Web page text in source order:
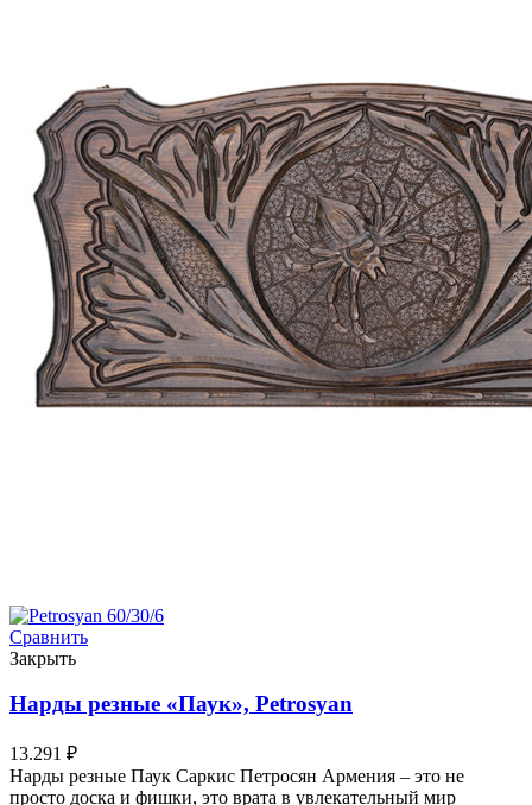
Сравнить
Закрыть
Нарды резные «Паук», Petrosyan
13.291 ₽
Нарды резные Паук Саркис Петросян Армения – это не
просто доска и фишки, это врата в увлекательный мир